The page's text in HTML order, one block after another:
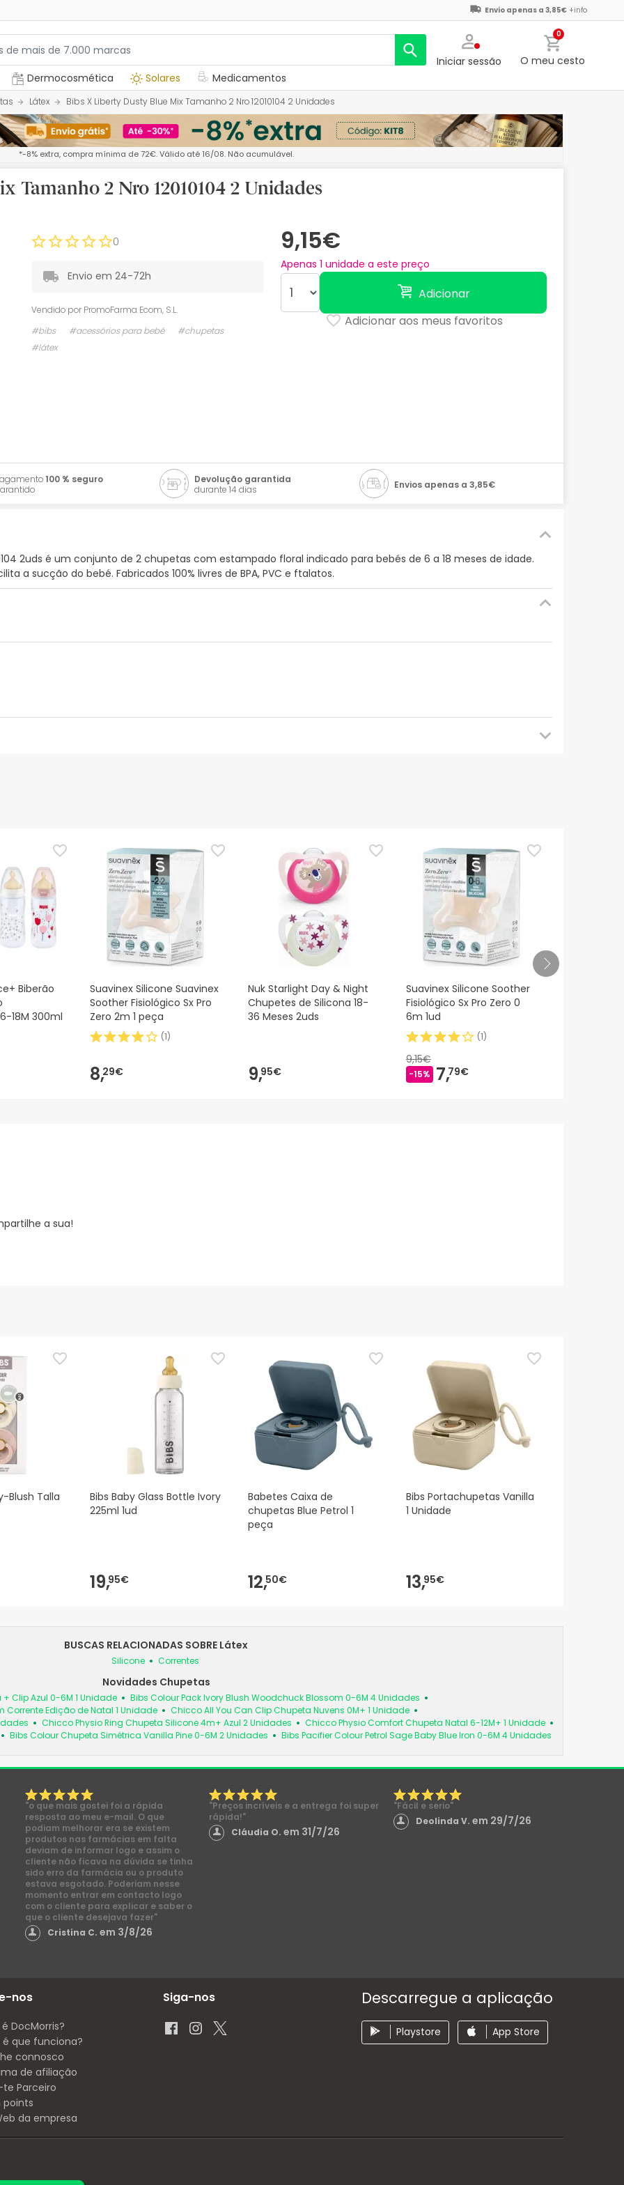
Envio apenas a 3,85€ +info
Iniciar sessão
0
O meu cesto
Dermocosmética Solares Medicamentos
Látex Bibs X Liberty Dusty Blue Mix Tamanho 2 Nro 12010104 2 Unidades
*-8% extra, compra mínima de 72€. Válido até 16/08. Não acumulável.
Tamanho 2 Nro 12010104 2 Unidades
9,15€
Apenas 1 unidade a este preço
Adicionar
Adicionar aos meus favoritos
0
Envio em 24-72h
Vendido por PromoFarma Ecom, S.L.
#bibs
#acessórios para bebé
#chupetas
#látex
100 % seguro
Devolução garantida
durante 14 dias
Envios apenas a 3,85€
2uds é um conjunto de 2 chupetas com estampado floral indicado para bebés de 6 a 18 meses de idade.
a sucção do bebé. Fabricados 100% livres de BPA, PVC e ftalatos.
para este produto, mas estamos a trabalhar nisso. Recomendamos que voltes mais tarde para veres as
disso, se desejares, também podes devolver o produto seguindo os
nossos termos e condições.
Biberão
18M 300ml
Suavinex Silicone Suavinex
Soother Fisiológico Sx Pro
Zero 2m 1 peça
(1)
8,29€
Nuk Starlight Day & Night
Chupetes de Silicona 18-
36 Meses 2uds
9,95€
Suavinex Silicone Soother
Fisiológico Sx Pro Zero 0
6m 1ud
(1)
9,15€
-15% 7,79€
a sua!
Blush Talla
Bibs Baby Glass Bottle Ivory
225ml 1ud
19,95€
Babetes Caixa de
chupetas Blue Petrol 1
peça
12,50€
Bibs Portachupetas Vanilla
1 Unidade
13,95€
BUSCAS RELACIONADAS SOBRE Látex
Silicone Correntes
Novidades Chupetas
Clip Azul 0-6M 1 Unidade
Bibs Colour Pack Ivory Blush Woodchuck Blossom 0-6M 4 Unidades
Edição de Natal 1 Unidade
Chicco All You Can Clip Chupeta Nuvens 0M+ 1 Unidade
Chicco Physio Ring Chupeta Silicone 4m+ Azul 2 Unidades
Chicco Physio Comfort Chupeta Natal 6-12M+ 1 Unidade
Bibs Colour Chupeta Simétrica Vanilla Pine 0-6M 2 Unidades Bibs Pacifier Colour Petrol Sage Baby Blue Iron 0-6M 4 Unidades
"o que mais gostei foi a rápida
resposta ao meu e-mail. O que
podiam melhorar era se existem
produtos nas farmácias em falta
deviam de informar logo e assim o
cliente não ficava na dúvida se tinha
sido erro da farmácia ou o produto
estava esgotado. Poderiam nesse
momento entrar em contacto logo
com o cliente para explicar e saber o
que o cliente desejava fazer"
Cristina C. em 3/8/26
"Preços incríveis e a entrega foi super
rápida!"
Cláudia O.em 31/7/26
"Fácil e serio"
Deolinda V. em 29/7/26
nos
DocMorris?
que funciona?
connosco
de afiliação
Parceiro
points
da empresa
Siga-nos Descarregue a aplicação
Playstore App Store